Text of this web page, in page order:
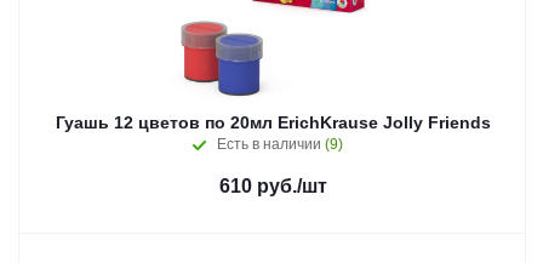
Гуашь 12 цветов по 20мл ErichKrause Jolly Friends
Есть в наличии (9)
610руб./шт